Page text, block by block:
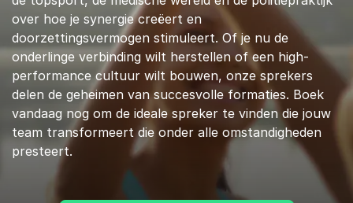
over hoe je synergie creëert en
doorzettingsvermogen stimuleert. Of je nu de
onderlinge verbinding wilt herstellen of een high-
performance cultuur wilt bouwen, onze sprekers
delen de geheimen van succesvolle formaties. Boek
vandaag nog om de ideale spreker te vinden die jouw
team transformeert die onder alle omstandigheden
presteert.